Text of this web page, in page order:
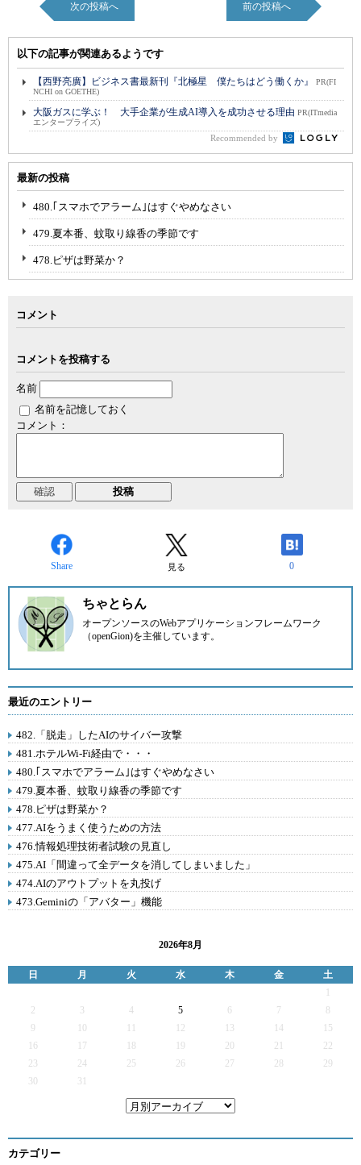
次の投稿へ 前の投稿へ
以下の記事が関連あるようです
【西野亮廣】ビジネス書最新刊『北極星 僕たちはどう働くか』
PR(FI
NCHI on GOETHE)
大阪ガスに学ぶ！ 大手企業が生成AI導入を成功させる理由 PR(ITmedia
エンタープライズ)
Recommended by
最新の投稿
480.｢スマホでアラーム｣はすぐやめなさい
479.夏本番、蚊取り線香の季節です
478.ピザは野菜か？
コメント
コメントを投稿する
名前
名前を記憶しておく
コメント：
Share 見る 0
ちゃとらん
オープンソースのWebアプリケーションフレームワーク
（openGion)を主催しています。
最近のエントリー
482.「脱走」したAIのサイバー攻撃
481.ホテルWi-Fi経由で・・・
480.｢スマホでアラーム｣はすぐやめなさい
479.夏本番、蚊取り線香の季節です
478.ピザは野菜か？
477.AIをうまく使うための方法
476.情報処理技術者試験の見直し
475.AI「間違って全データを消してしまいました」
474.AIのアウトプットを丸投げ
473.Geminiの「アバター」機能
2026年8月
日 月 火 水 木 金
土
2
3 4 5 6 7
9
12 13 14
15
16
17 19 20 21
22
23
24 25 26 27 28
29
30
31
カテゴリー